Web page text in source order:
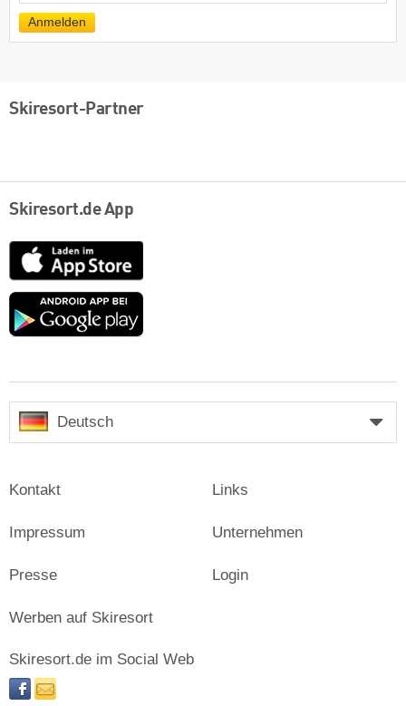
Anmelden
Skiresort-Partner
Skiresort.de App
App
Store
Google
Deutsch
Kontakt
Impressum
Presse
Links
Unternehmen
Login
Werben auf Skiresort
Skiresort.de im Social Web
facebooknewsletter